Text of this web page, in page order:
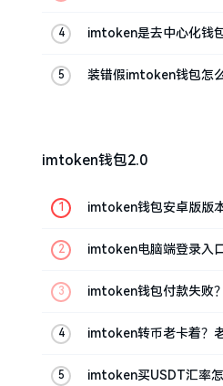
imtoken是去中心化钱
装错假imtoken钱包怎
imtoken钱包2.0
imtoken钱包安卓版版
imtoken电脑端登录入
imtoken钱包付款失败
imtoken转币老卡着？
imtoken买USDT汇率